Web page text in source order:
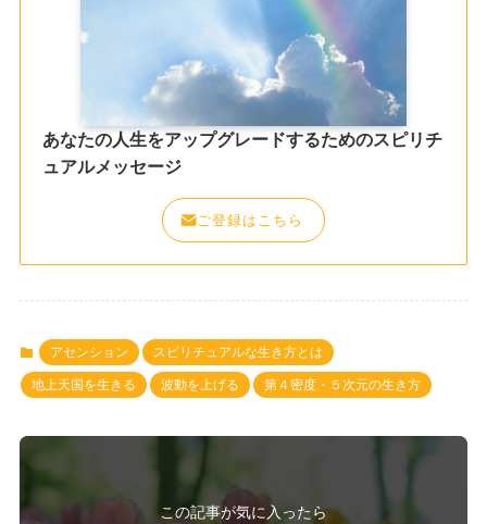
あなたの人生をアップグレードするためのスピリチ
ュアルメッセージ
ご登録はこちら
アセンション スピリチュアルな生き方とは
地上天国を生きる 波動を上げる 第４密度・５次元の生き方
この記事が気に入ったら